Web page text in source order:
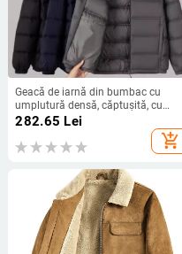
Geacă de iarnă din bumbac cu
umplutură densă, căptușită, cu
glugă detașabilă, croială scurtă, uni,
282.65 Lei
add_shopping_cart